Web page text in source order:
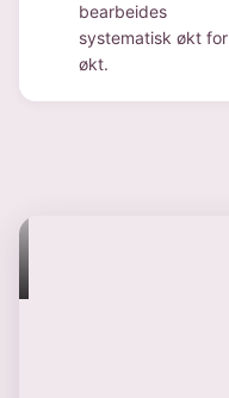
bearbeides
systematisk økt for
økt.